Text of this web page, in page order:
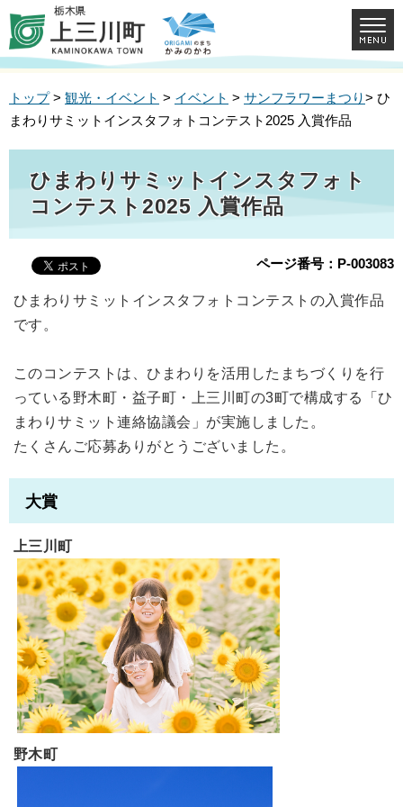
トップ> 観光・イベント > イベント > サンフラワーまつり> ひ
まわりサミットインスタフォトコンテスト2025 入賞作品
ひまわりサミットインスタフォト
コンテスト2025 入賞作品
ページ番号：P-003083
ひまわりサミットインスタフォトコンテストの入賞作品
です。
このコンテストは、ひまわりを活用したまちづくりを行
っている野木町・益子町・上三川町の3町で構成する「ひ
まわりサミット連絡協議会」が実施しました。
たくさんご応募ありがとうございました。
大賞
上三川町
野木町